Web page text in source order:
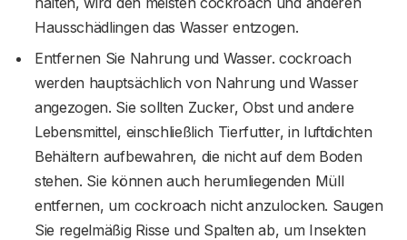
Hausschädlingen das Wasser entzogen.
Entfernen Sie Nahrung und Wasser. cockroach
werden hauptsächlich von Nahrung und Wasser
angezogen. Sie sollten Zucker, Obst und andere
Lebensmittel, einschließlich Tierfutter, in luftdichten
Behältern aufbewahren, die nicht auf dem Boden
stehen. Sie können auch herumliegenden Müll
entfernen, um cockroach nicht anzulocken. Saugen
Sie regelmäßig Risse und Spalten ab, um Insekten